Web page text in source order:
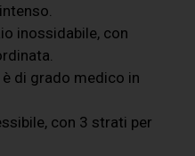
inossidabile, con
di grado medico in
con 3 strati per